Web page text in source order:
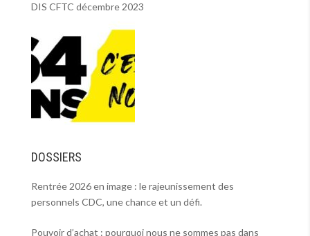
DIS CFTC décembre 2023
DOSSIERS
Rentrée 2026 en image : le rajeunissement des
personnels CDC, une chance et un défi.
Pouvoir d’achat : pourquoi nous ne sommes pas dans